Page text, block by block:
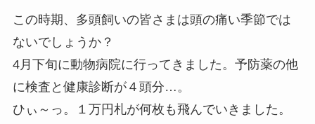
この時期、多頭飼いの皆さまは頭の痛い季節では
ないでしょうか？
4月下旬に動物病院に行ってきました。予防薬の他
に検査と健康診断が４頭分…。
ひぃ～っ。１万円札が何枚も飛んでいきました。